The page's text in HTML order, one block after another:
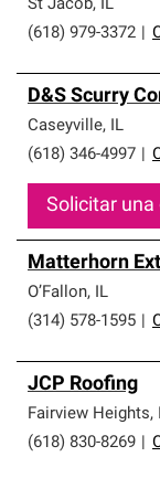
St Jacob, IL
(618) 979-3372
D&S Scurry
Caseyville, IL
(618) 346-4997
Solicitar una
Matterhorn
O’Fallon, IL
(314) 578-1595
JCP Roofing
Fairview Heights,
(618) 830-8269